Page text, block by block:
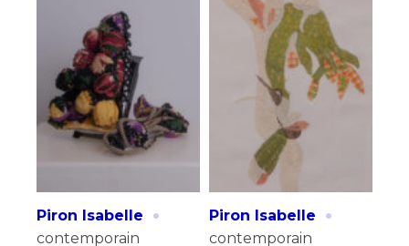
Piron Isabelle ·
contemporain
Piron Isabelle ·
contemporain